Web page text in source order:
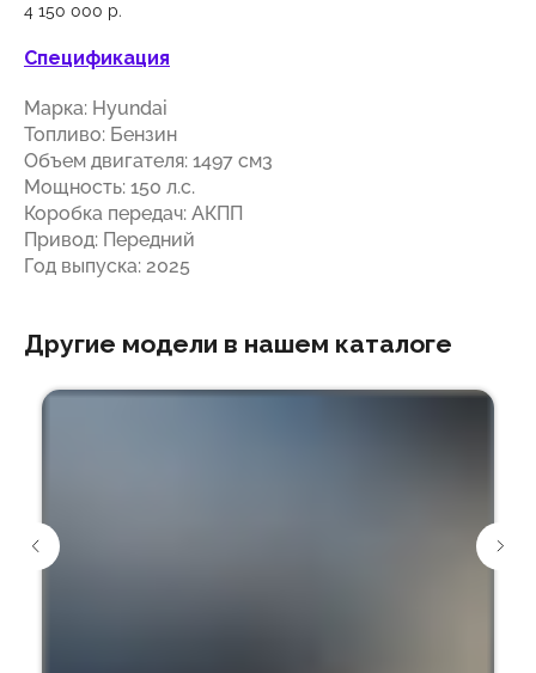
4 150 000 р.
Спецификация
Марка: Hyundai
Топливо: Бензин
Объем двигателя: 1497 см3
Мощность: 150 л.с.
Коробка передач: АКПП
Привод: Передний
Год выпуска: 2025
Другие модели в нашем каталоге